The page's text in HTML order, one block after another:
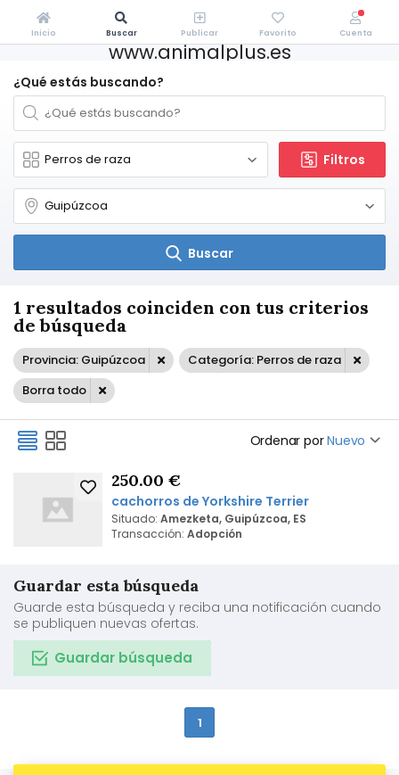
www.animalplus.es
¿Qué estás buscando?
Filtros
Buscar
1 resultados coinciden con tus criterios
de búsqueda
Provincia: Guipúzcoa
Categoría: Perros de raza
Borra todo
Ordenar porNuevo
250.00 €
cachorros de Yorkshire Terrier
Situado: Amezketa, Guipúzcoa, ES
Transacción: Adopción
Guardar esta búsqueda
Guarde esta búsqueda y reciba una notificación cuando
se publiquen nuevas ofertas.
Guardar búsqueda
1
Inicio Buscar Publicar Favorito Cuenta